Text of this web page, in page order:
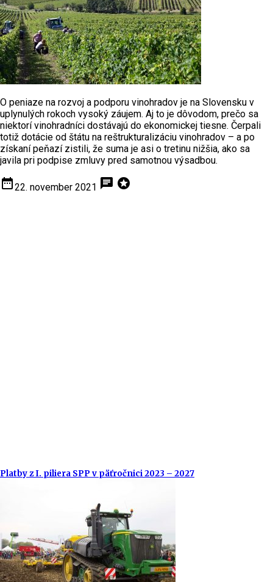
O peniaze na rozvoj a podporu vinohradov je na Slovensku v
uplynulých rokoch vysoký záujem. Aj to je dôvodom, prečo sa
niektorí vinohradníci dostávajú do ekonomickej tiesne. Čerpali
totiž dotácie od štátu na reštrukturalizáciu vinohradov – a po
získaní peňazí zistili, že suma je asi o tretinu nižšia, ako sa
javila pri podpise zmluvy pred samotnou výsadbou.
date_range22. november 2021 chat stars
Platby z I. piliera SPP v päťročnici 2023 – 2027